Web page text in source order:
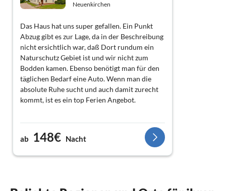
Neuenkirchen
Das Haus hat uns super gefallen. Ein Punkt
Abzug gibt es zur Lage, da in der Beschreibung
nicht ersichtlich war, daß Dort rundum ein
Naturschutz Gebiet ist und wir nicht zum
Bodden kamen. Ebenso benötigt man für den
täglichen Bedarf eine Auto. Wenn man die
absolute Ruhe sucht und auch damit zurecht
kommt, ist es ein top Ferien Angebot.
ab 148€ Nacht